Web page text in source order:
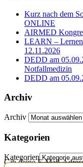
Kurz nach dem
ONLINE
AIRMED
LEARN – Lernen
12.11.2026
DEDD am
Notfallmedizin
DEDD am
Archiv
Archiv
Kategorien
Kategorien
Gib deine E-Mail-